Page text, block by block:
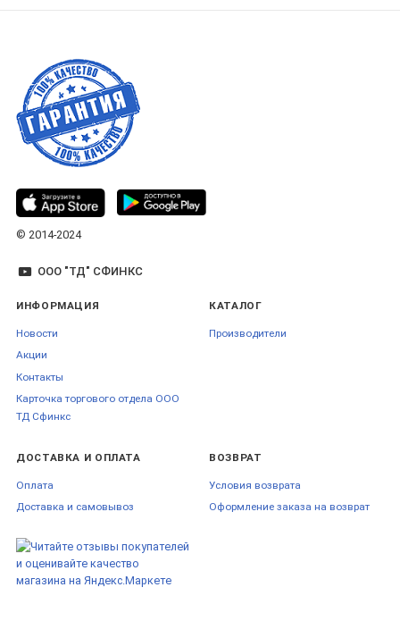
© 2014-2024
ООО "ТД" СФИНКС
ИНФОРМАЦИЯ
Новости
Акции
Контакты
Карточка торгового отдела ООО
ТД Сфинкс
КАТАЛОГ
Производители
ДОСТАВКА И ОПЛАТА
Оплата
Доставка и самовывоз
ВОЗВРАТ
Условия возврата
Оформление заказа на возврат